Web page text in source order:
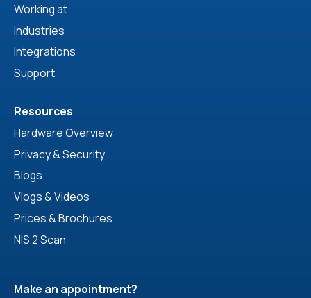
Working at
Industries
Integrations
Support
Resources
Hardware Overview
Privacy & Security
Blogs
Vlogs & Videos
Prices & Brochures
NIS 2 Scan
Make an appointment?